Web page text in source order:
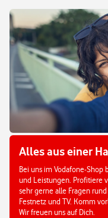
Alles aus einer
Bei uns im Vodafone-
und Leistungen. Profitiere
sehr gerne alle Fragen
Festnetz und TV. Komm
Wir freuen uns auf Dich.